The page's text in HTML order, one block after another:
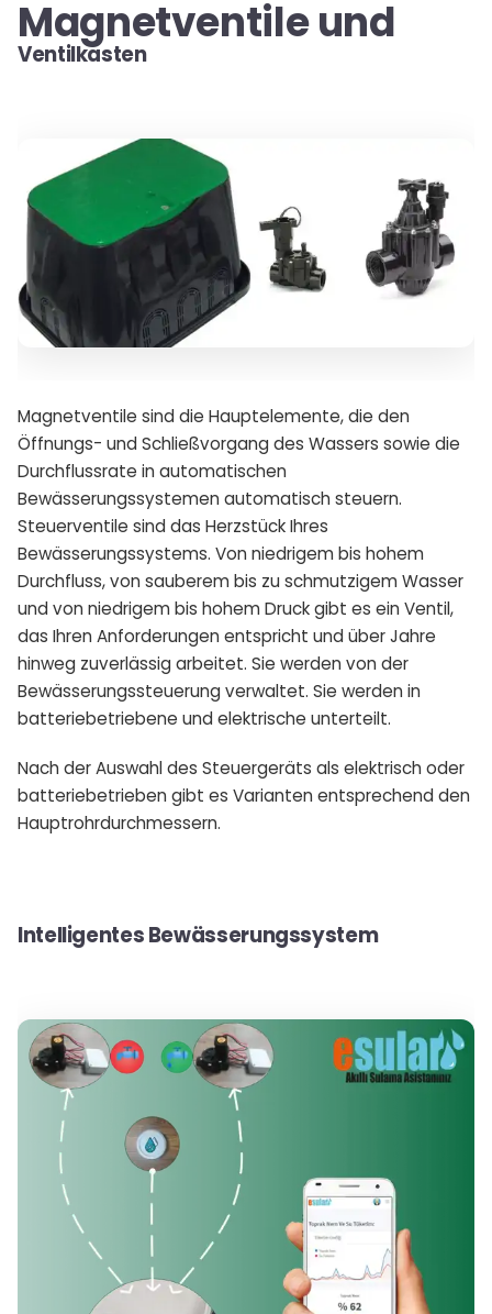
Magnetventile und
Ventilkasten
Magnetventile sind die Hauptelemente, die den
Öffnungs- und Schließvorgang des Wassers sowie die
Durchflussrate in automatischen
Bewässerungssystemen automatisch steuern.
Steuerventile sind das Herzstück Ihres
Bewässerungssystems. Von niedrigem bis hohem
Durchfluss, von sauberem bis zu schmutzigem Wasser
und von niedrigem bis hohem Druck gibt es ein Ventil,
das Ihren Anforderungen entspricht und über Jahre
hinweg zuverlässig arbeitet. Sie werden von der
Bewässerungssteuerung verwaltet. Sie werden in
batteriebetriebene und elektrische unterteilt.
Nach der Auswahl des Steuergeräts als elektrisch oder
batteriebetrieben gibt es Varianten entsprechend den
Hauptrohrdurchmessern.
Intelligentes Bewässerungssystem